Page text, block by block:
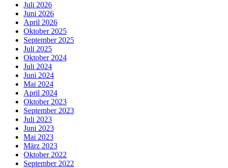
Juli 2026
Juni 2026
April 2026
Oktober 2025
September 2025
Juli 2025
Oktober 2024
Juli 2024
Juni 2024
Mai 2024
April 2024
Oktober 2023
September 2023
Juli 2023
Juni 2023
Mai 2023
März 2023
Oktober 2022
September 2022